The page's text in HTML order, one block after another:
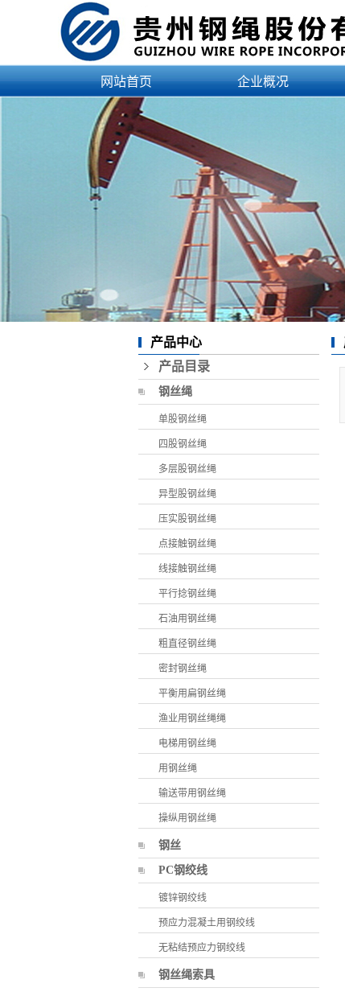
网站首页 企业概况
领导介绍
治理结构
文化理念
发展历程
企业荣誉
产品中心
产品目录
钢丝绳
单股钢丝绳
四股钢丝绳
多层股钢丝绳
异型股钢丝绳
压实股钢丝绳
点接触钢丝绳
线接触钢丝绳
平行捻钢丝绳
石油用钢丝绳
粗直径钢丝绳
密封钢丝绳
平衡用扁钢丝绳
渔业用钢丝绳绳
电梯用钢丝绳
用钢丝绳
输送带用钢丝绳
操纵用钢丝绳
钢丝
PC钢绞线
镀锌钢绞线
预应力混凝土用钢绞线
无粘结预应力钢绞线
钢丝绳索具